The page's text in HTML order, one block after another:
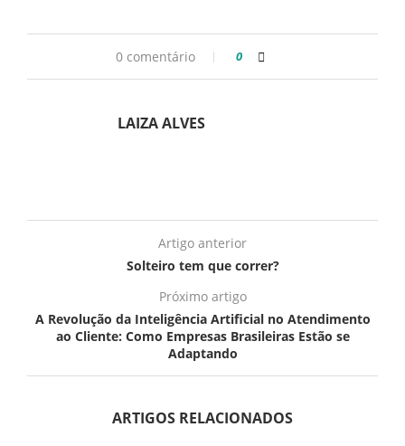
0 comentário 0
LAIZA ALVES
Artigo anterior
Solteiro tem que correr?
Próximo artigo
A Revolução da Inteligência Artificial no Atendimento
ao Cliente: Como Empresas Brasileiras Estão se
Adaptando
ARTIGOS RELACIONADOS